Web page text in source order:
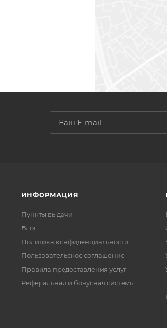
ИНФОРМАЦИЯ
Пункты выдачи
Блог
Политика конфиденциальности
Пользовательское соглашение
Правила предоставления услуг
Реферальная и бонусная системы